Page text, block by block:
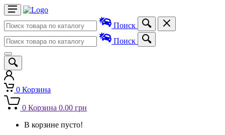
Поиск
Поиск
0 Корзина
0 Корзина 0.00 грн
В корзине пусто!